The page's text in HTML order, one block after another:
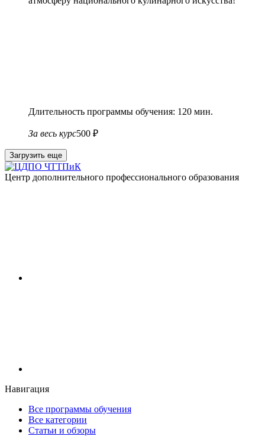
Длительность программы обучения: 120 мин.
За весь курс500 ₽
Загрузить еще
Центр дополнительного профессионального образования
Навигация
Все программы обучения
Все категории
Статьи и обзоры